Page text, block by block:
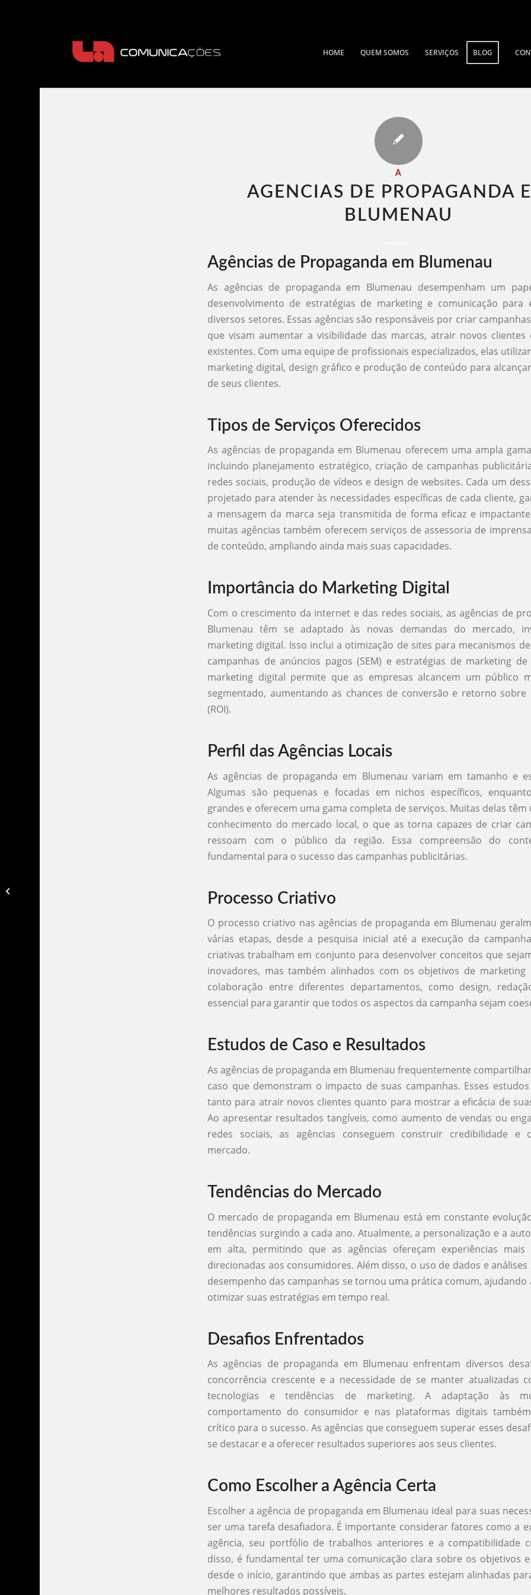
HOME QUEM SOMOS SERVIÇOS BLOG
A
AGENCIAS DE PROPAGANDA
BLUMENAU​
Agências de Propaganda em Blumenau
As agências de propaganda em Blumenau desempenham um
desenvolvimento de estratégias de marketing e comunicação para
diversos setores. Essas agências são responsáveis por criar
que visam aumentar a visibilidade das marcas, atrair novos clientes
existentes. Com uma equipe de profissionais especializados, elas
marketing digital, design gráfico e produção de conteúdo para
de seus clientes.
Tipos de Serviços Oferecidos
As agências de propaganda em Blumenau oferecem uma ampla
incluindo planejamento estratégico, criação de campanhas
redes sociais, produção de vídeos e design de websites. Cada um
projetado para atender às necessidades específicas de cada cliente,
a mensagem da marca seja transmitida de forma eficaz e
muitas agências também oferecem serviços de assessoria de
de conteúdo, ampliando ainda mais suas capacidades.
Importância do Marketing Digital
Com o crescimento da internet e das redes sociais, as agências de
Blumenau têm se adaptado às novas demandas do mercado,
marketing digital. Isso inclui a otimização de sites para mecanismos de
campanhas de anúncios pagos (SEM) e estratégias de marketing
marketing digital permite que as empresas alcancem um público
segmentado, aumentando as chances de conversão e retorno sobre
(ROI).
Perfil das Agências Locais
As agências de propaganda em Blumenau variam em tamanho e
Algumas são pequenas e focadas em nichos específicos,
grandes e oferecem uma gama completa de serviços. Muitas delas
conhecimento do mercado local, o que as torna capazes de criar
ressoam com o público da região. Essa compreensão do
fundamental para o sucesso das campanhas publicitárias.
Processo Criativo
O processo criativo nas agências de propaganda em Blumenau
várias etapas, desde a pesquisa inicial até a execução da
criativas trabalham em conjunto para desenvolver conceitos que
inovadores, mas também alinhados com os objetivos de marketing
colaboração entre diferentes departamentos, como design,
essencial para garantir que todos os aspectos da campanha sejam
Estudos de Caso e Resultados
As agências de propaganda em Blumenau frequentemente
caso que demonstram o impacto de suas campanhas. Esses
tanto para atrair novos clientes quanto para mostrar a eficácia de
Ao apresentar resultados tangíveis, como aumento de vendas ou
redes sociais, as agências conseguem construir credibilidade e
mercado.
Tendências do Mercado
O mercado de propaganda em Blumenau está em constante
tendências surgindo a cada ano. Atualmente, a personalização e a
em alta, permitindo que as agências ofereçam experiências mais
direcionadas aos consumidores. Além disso, o uso de dados e
desempenho das campanhas se tornou uma prática comum, ajudando
otimizar suas estratégias em tempo real.
Desafios Enfrentados
As agências de propaganda em Blumenau enfrentam diversos
concorrência crescente e a necessidade de se manter atualizadas
tecnologias e tendências de marketing. A adaptação às
comportamento do consumidor e nas plataformas digitais
crítico para o sucesso. As agências que conseguem superar esses
se destacar e a oferecer resultados superiores aos seus clientes.
Como Escolher a Agência Certa
Escolher a agência de propaganda em Blumenau ideal para suas
ser uma tarefa desafiadora. É importante considerar fatores como a
agência, seu portfólio de trabalhos anteriores e a compatibilidade
disso, é fundamental ter uma comunicação clara sobre os objetivos
desde o início, garantindo que ambas as partes estejam alinhadas
melhores resultados possíveis.